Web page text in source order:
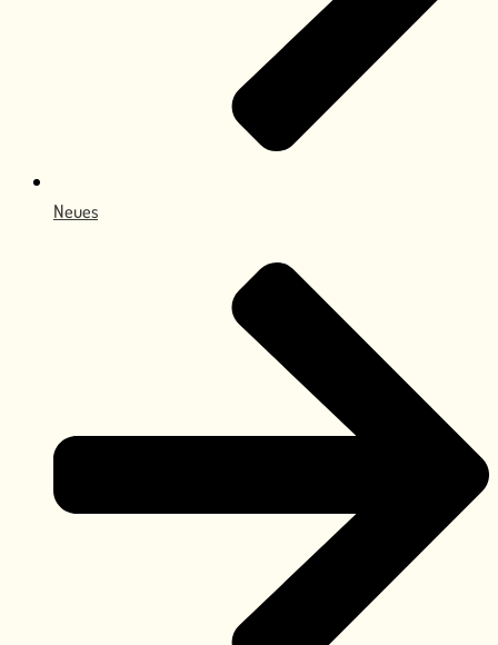
Neues